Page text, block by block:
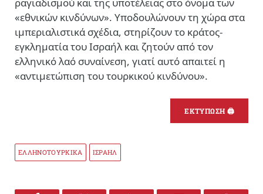
«εθνικών κινδύνων». Υποδουλώνουν τη χώρα στα
ιμπεριαλιστικά σχέδια, στηρίζουν το κράτος-
εγκληματία του Ισραήλ και ζητούν από τον
ελληνικό λαό συναίνεση, γιατί αυτό απαιτεί η
«αντιμετώπιση του τουρκικού κινδύνου».
ΕΚΤΥΠΩΣΗ 🖨
ΕΛΛΗΝΟΤΟΥΡΚΙΚΑ ΙΣΡΑΗΛ